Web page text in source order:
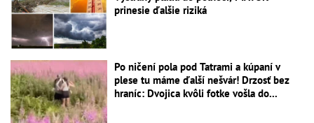
prinesie ďalšie riziká
Po ničení pola pod Tatrami a kúpaní v
plese tu máme ďalší nešvár! Drzosť bez
hraníc: Dvojica kvôli fotke vošla do...